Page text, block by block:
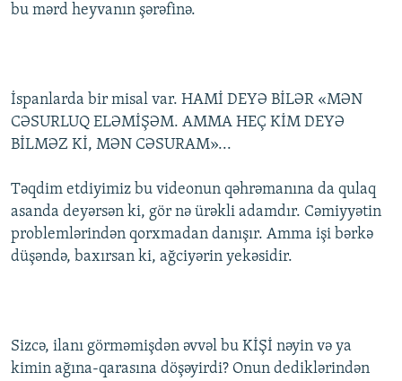
bu mərd heyvanın şərəfinə.
İspanlarda bir misal var. HAMİ DEYƏ BİLƏR «MƏN
CƏSURLUQ ELƏMİŞƏM. AMMA HEÇ KİM DEYƏ
BİLMƏZ Kİ, MƏN CƏSURAM»...
Təqdim etdiyimiz bu videonun qəhrəmanına da qulaq
asanda deyərsən ki, gör nə ürəkli adamdır. Cəmiyyətin
problemlərindən qorxmadan danışır. Amma işi bərkə
düşəndə, baxırsan ki, ağciyərin yekəsidir.
Sizcə, ilanı görməmişdən əvvəl bu KİŞİ nəyin və ya
kimin ağına-qarasına döşəyirdi? Onun dediklərindən